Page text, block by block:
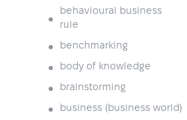
behavioural business
rule
benchmarking
body of knowledge
brainstorming
business (business world)